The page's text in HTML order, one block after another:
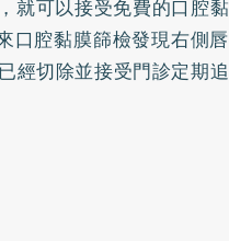
就可以接受免費的口腔黏
口腔黏膜篩檢發現右側唇
經切除並接受門診定期追